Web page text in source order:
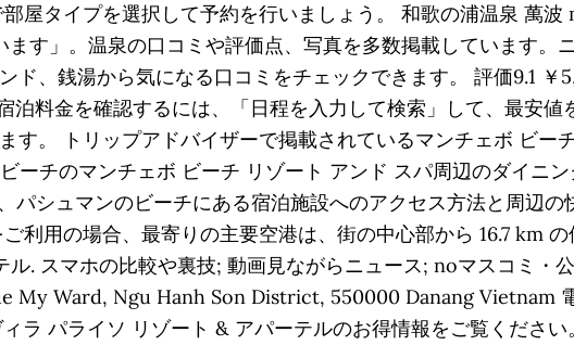
屋タイプを選択して予約を行いましょう。 和歌の浦温泉 萬波
す」。温泉の口コミや評価点、写真を多数掲載しています。
ド、銭湯から気になる口コミをチェックできます。 評価9.1
泊料金を確認するには、「日程を入力して検索」して、最安
す。 トリップアドバイザーで掲載されているマンチェボ ビー
ーチのマンチェボ ビーチ リゾート アンド スパ周辺のダイニ
パシュマンのビーチにある宿泊施設へのアクセス方法と周辺
利用の場合、最寄りの主要空港は、街の中心部から 16.7 km
ル. スマホの比較や裏技; 動画見ながらニュース; noマスコミ・
My Ward, Ngu Hanh Son District, 550000 Danang Vietnam
ラ パライソ リゾート & アパーテルのお得情報をご覧くださ